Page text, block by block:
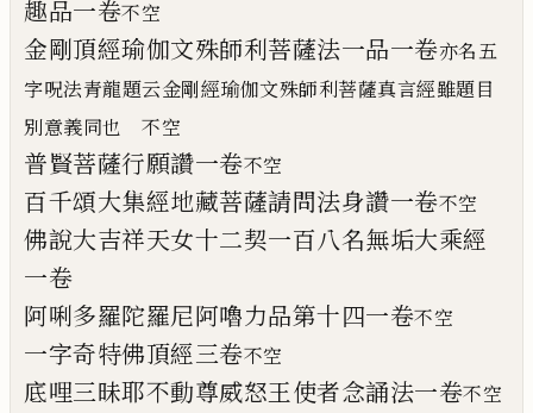
趣品一卷不空
金剛頂經瑜伽文殊師利菩薩法一品一卷亦名五
字呪法青龍題云金剛經瑜伽文殊師利菩薩真言經雖題目
別意義同也
不空
普賢菩薩行願讚一卷不空
百千頌大集經地藏菩薩請問法身讚一卷不空
佛說大吉祥天女十二契一百八名無垢大乘經
一卷
阿唎多羅陀羅尼阿嚕力品第十四一卷不空
一字奇特佛頂經三卷不空
底哩三昧耶不動尊威怒王使者念誦法一卷不空